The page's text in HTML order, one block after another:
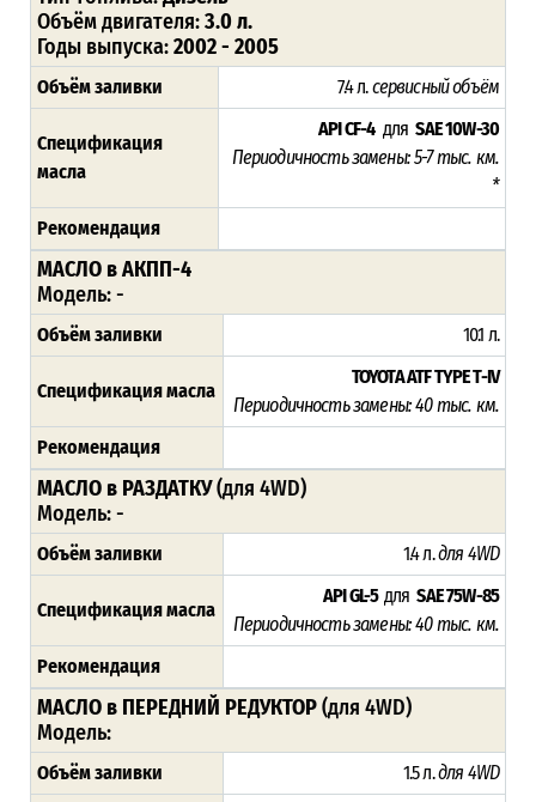
Объём двигателя:3.0 л.
Годы выпуска:2002 - 2005
Объём заливки 7.4 л.сервисный объём
Спецификация
масла
API CF-4дляSAE 10W-30
Периодичность замены: 5-7 тыс. км.
*
Рекомендация
МАСЛО в АКПП-4
Модель: -
Объём заливки 10.1 л.
Спецификация масла
TOYOTA ATF TYPE T-IV
Периодичность замены: 40 тыс. км.
Рекомендация
МАСЛО в РАЗДАТКУ(для 4WD)
Модель: -
Объём заливки 1.4 л.для 4WD
Спецификация масла
API GL-5 дляSAE 75W-85
Периодичность замены: 40 тыс. км.
Рекомендация
МАСЛО в ПЕРЕДНИЙ РЕДУКТОР(для 4WD)
Модель:
Объём заливки 1.5 л.для 4WD